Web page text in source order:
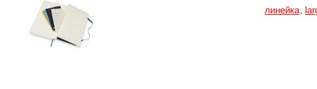
линейка